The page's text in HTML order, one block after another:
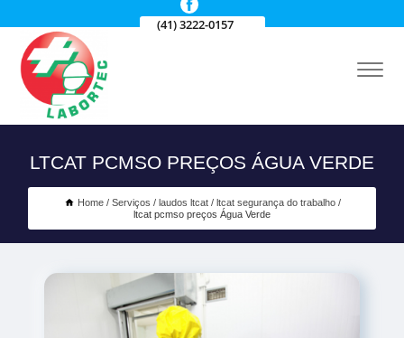
(41) 3222-0157
LTCAT PCMSO PREÇOS ÁGUA VERDE
Home Serviços laudos ltcat
ltcat segurança do trabalho
ltcat pcmso preços Água Verde